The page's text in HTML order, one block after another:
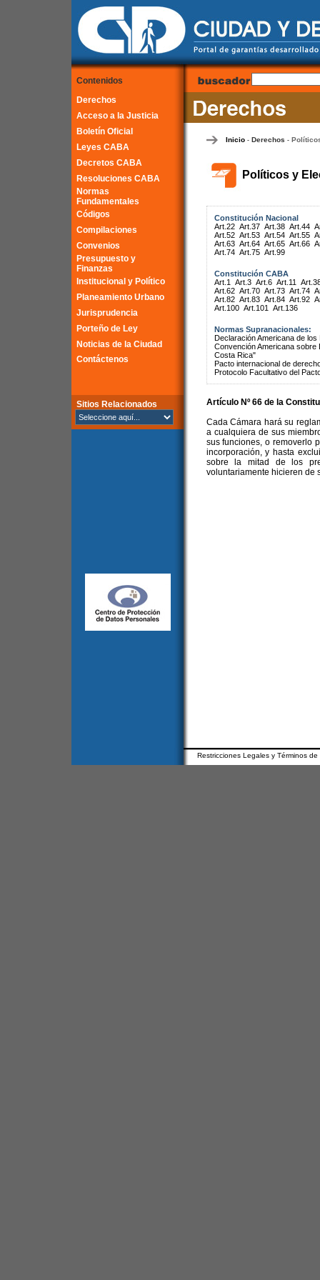
Contenidos
Derechos
Acceso a la Justicia
Boletín Oficial
Leyes CABA
Decretos CABA
Resoluciones CABA
Normas
Fundamentales
Códigos
Compilaciones
Convenios
Presupuesto y
Finanzas
Institucional y Político
Planeamiento Urbano
Jurisprudencia
Porteño de Ley
Noticias de la Ciudad
Contáctenos
Sitios Relacionados
Inicio- Derechos -
Políticos y
Constitución Nacional
Art.22 Art.37 Art.38 Art.44
Art.52 Art.53 Art.54 Art.55
Art.63 Art.64 Art.65 Art.66
Art.74 Art.75 Art.99
Constitución CABA
Art.1
Art.3 Art.6 Art.11
Art.62 Art.70 Art.73 Art.74
Art.82 Art.83 Art.84 Art.92
Art.100 Art.101 Art.136
Normas Supranacionales:
Declaración Americana de
Convención Americana
Costa Rica"
Pacto internacional de
Protocolo Facultativo del
Artículo Nº 66 de la
Cada Cámara hará su
a cualquiera de sus
sus funciones, o removerlo
incorporación, y hasta
sobre la mitad de los
voluntariamente hicieren de
Restricciones Legales y Términos de